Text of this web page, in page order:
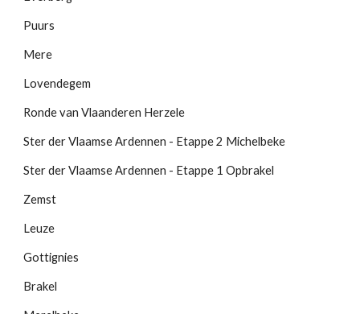
Puurs
Mere
Lovendegem
Ronde van Vlaanderen Herzele
Ster der Vlaamse Ardennen - Etappe 2 Michelbeke
Ster der Vlaamse Ardennen - Etappe 1 Opbrakel
Zemst
Leuze
Gottignies
Brakel